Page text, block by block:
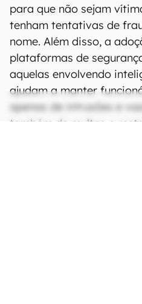
para que não sejam
tenham tentativas de
nome. Além disso, a
plataformas de
aquelas envolvendo
ajudam a manter
apenas de intrusões e
também de multas e